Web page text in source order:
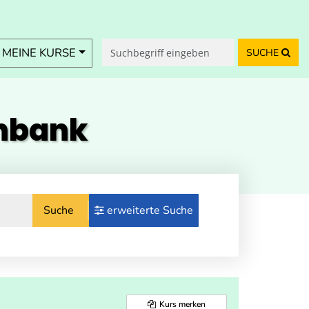
KURSE SUCHE
Suche erweiterte Suche
Kurs merken